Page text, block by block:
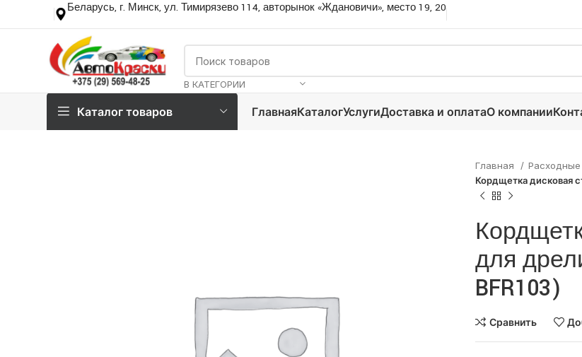
Беларусь, г. Минск, ул. Тимирязево 114, авторынок «Ждановичи», место 19, 20
В КАТЕГОРИИ
Каталог товаров ГлавнаяКаталогУслугиДоставка и оплатаО компании
Главная
Кордщетка дисковая
для
BFR103)
Сравнить